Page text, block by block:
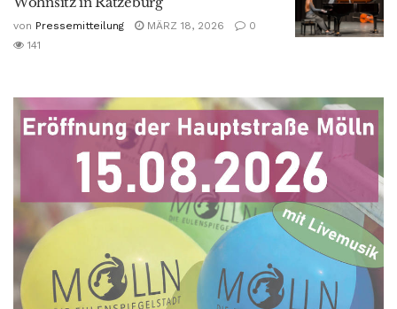
von Pressemitteilung MÄRZ 18, 2026
0
141